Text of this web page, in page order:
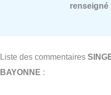
renseigné
Liste des commentaires
BAYONNE :